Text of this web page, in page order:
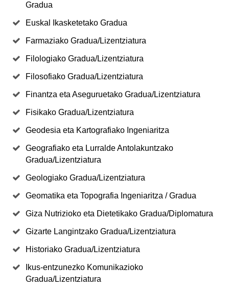
Gradua
Euskal Ikasketetako Gradua
Farmaziako Gradua/Lizentziatura
Filologiako Gradua/Lizentziatura
Filosofiako Gradua/Lizentziatura
Finantza eta Aseguruetako Gradua/Lizentziatura
Fisikako Gradua/Lizentziatura
Geodesia eta Kartografiako Ingeniaritza
Geografiako eta Lurralde Antolakuntzako
Gradua/Lizentziatura
Geologiako Gradua/Lizentziatura
Geomatika eta Topografia Ingeniaritza / Gradua
Giza Nutrizioko eta Dietetikako Gradua/Diplomatura
Gizarte Langintzako Gradua/Lizentziatura
Historiako Gradua/Lizentziatura
Ikus-entzunezko Komunikazioko
Gradua/Lizentziatura